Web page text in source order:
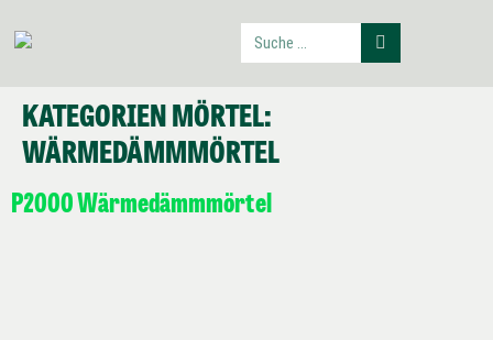
KATEGORIEN MÖRTEL:
WÄRMEDÄMMMÖRTEL
P2000 Wärmedämmmörtel